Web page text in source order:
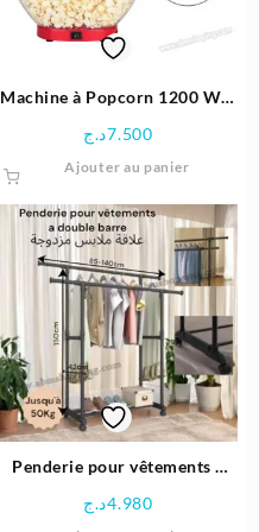
sur
page
33.500د.ج.
Machine à Popcorn 1200 W –
7.500د.ج
Ajouter au panier
Penderie pour vêtements a
مزدوجة
4.980د.ج